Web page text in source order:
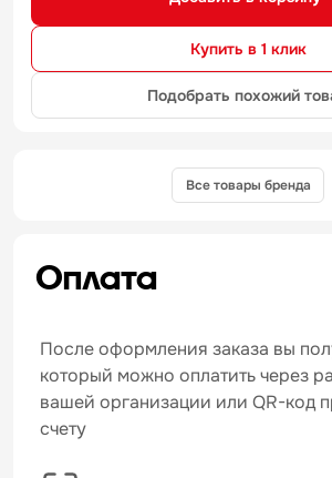
Купить в 1 клик
Подобрать похожий
Все товары бренда
Оплата
После оформления заказа вы
который можно оплатить через
вашей организации или QR-код
счету